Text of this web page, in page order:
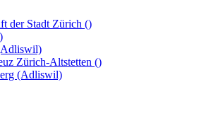
der Stadt Zürich ()
Zürich-Altstetten ()
(Adliswil)